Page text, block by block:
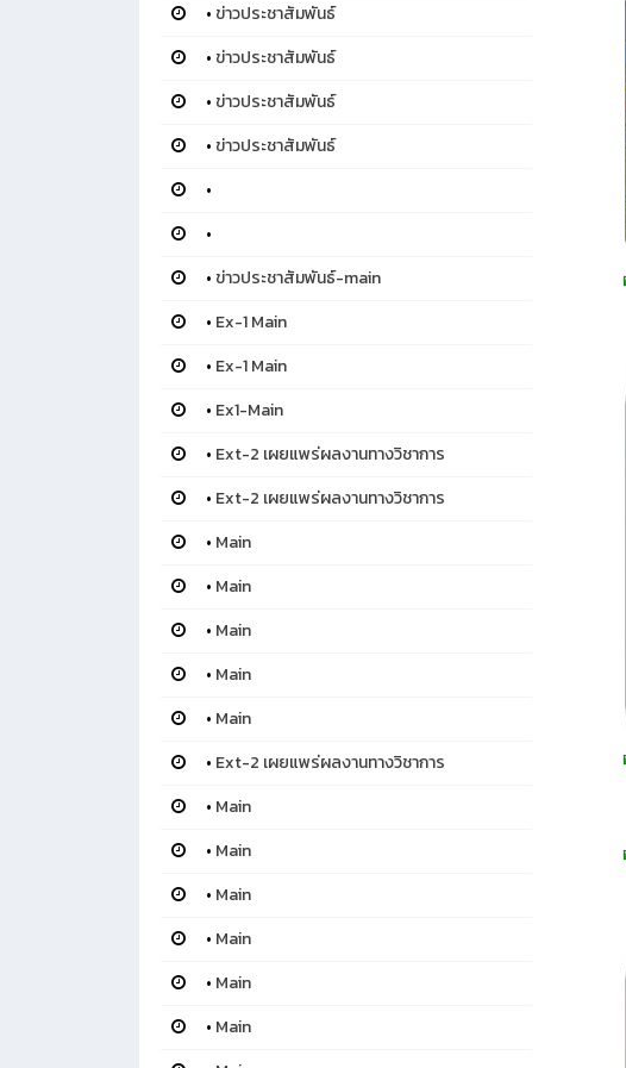
• ข่าวประชาสัมพันธ์
• ข่าวประชาสัมพันธ์
• ข่าวประชาสัมพันธ์
• ข่าวประชาสัมพันธ์
•
•
• ข่าวประชาสัมพันธ์-main
• Ex-1 Main
• Ex-1 Main
• Ex1-Main
• Ext-2 เผยแพร่ผลงานทางวิชาการ
• Ext-2 เผยแพร่ผลงานทางวิชาการ
• Main
• Main
• Main
• Main
• Main
• Ext-2 เผยแพร่ผลงานทางวิชาการ
• Main
• Main
• Main
• Main
• Main
• Main